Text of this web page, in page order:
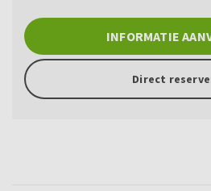
INFORMATIE
Direct